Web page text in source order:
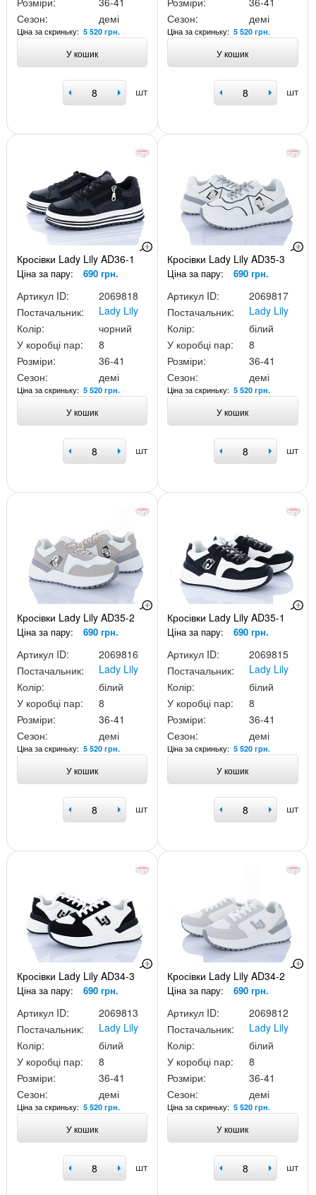
Сезон:
демі
Ціна за скриньку: 5 520 грн.
У кошик
шт
Сезон:
демі
Ціна за скриньку:5 520 грн.
У кошик
шт
Кросівки Lady Lily AD36-1
Ціна за пару: 690 грн.
Артикул ID:
2069818
Постачальник:
Lady Lily
Колір:
чорний
У коробці пар:
8
Розміри:
36-41
Сезон:
демі
Ціна за скриньку: 5 520 грн.
У кошик
шт
Кросівки Lady Lily AD35-3
Ціна за пару: 690 грн.
Артикул ID:
2069817
Постачальник:
Lady Lily
Колір:
білий
У коробці пар:
8
Розміри:
36-41
Сезон:
демі
Ціна за скриньку:5 520 грн.
У кошик
шт
Кросівки Lady Lily AD35-2
Ціна за пару: 690 грн.
Артикул ID:
2069816
Постачальник:
Lady Lily
Колір:
білий
У коробці пар:
8
Розміри:
36-41
Сезон:
демі
Ціна за скриньку: 5 520 грн.
У кошик
шт
Кросівки Lady Lily AD35-1
Ціна за пару: 690 грн.
Артикул ID:
2069815
Постачальник:
Lady Lily
Колір:
білий
У коробці пар:
8
Розміри:
36-41
Сезон:
демі
Ціна за скриньку:5 520 грн.
У кошик
шт
Кросівки Lady Lily AD34-3
Ціна за пару: 690 грн.
Артикул ID:
2069813
Постачальник:
Lady Lily
Колір:
білий
У коробці пар:
8
Розміри:
36-41
Сезон:
демі
Ціна за скриньку: 5 520 грн.
У кошик
шт
Кросівки Lady Lily AD34-2
Ціна за пару: 690 грн.
Артикул ID:
2069812
Постачальник:
Lady Lily
Колір:
білий
У коробці пар:
8
Розміри:
36-41
Сезон:
демі
Ціна за скриньку:5 520 грн.
У кошик
шт